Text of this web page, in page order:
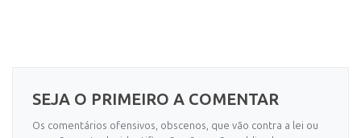
SEJA O PRIMEIRO A COMENTAR
Os comentários ofensivos, obscenos, que vão contra a lei ou